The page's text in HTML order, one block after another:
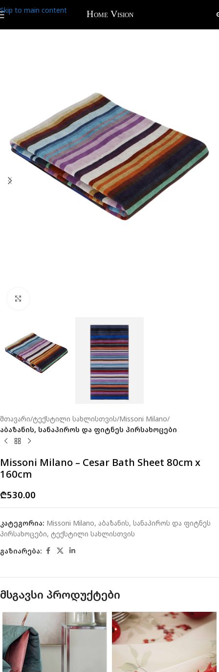
Skip to main content
მთავარი ტექსტილი სახლისთვის Missoni Milano
აბაზანის, სანაპიროს და ფიტნეს პირსახოცები
Missoni Milano – Cesar Bath Sheet 80cm x
160cm
₾530.00
კატეგორია: Missoni Milano, აბაზანის, სანაპიროს და ფიტნეს
პირსახოცები, ტექსტილი სახლისთვის
გაზიარება:
მსგავსი პროდუქტები